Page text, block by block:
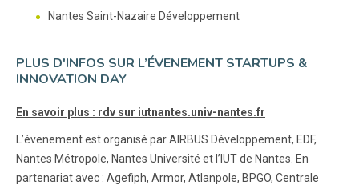
Nantes Saint-Nazaire Développement
PLUS D'INFOS SUR L’ÉVENEMENT STARTUPS &
INNOVATION DAY
En savoir plus : rdv sur iutnantes.univ-nantes.fr
L’évenement est organisé par AIRBUS Développement, EDF,
Nantes Métropole, Nantes Université et l’IUT de Nantes. En
partenariat avec : Agefiph, Armor, Atlanpole, BPGO, Centrale